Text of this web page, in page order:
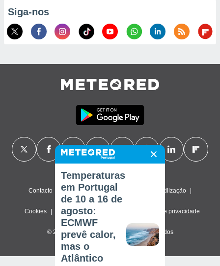
Siga-nos
Contacto Sobre nós FAQ Termos de utilização
Cookies Política de privacidade Definições de privacidade
© 2026 Meteored. Todos os direitos reservados
Temperaturas
em Portugal
de 10 a 16 de
agosto:
ECMWF
prevê calor,
mas o
Atlântico